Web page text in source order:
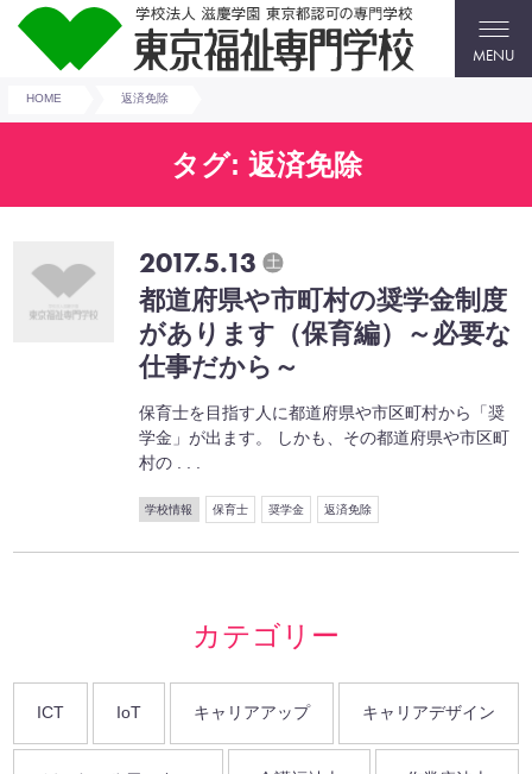
MENU
HOME 返済免除
タグ: 返済免除
2017.5.13 土
都道府県や市町村の奨学金制度
があります（保育編）～必要な
仕事だから～
保育士を目指す人に都道府県や市区町村から「奨
学金」が出ます。 しかも、その都道府県や市区町
村の . . .
学校情報 保育士 奨学金 返済免除
カテゴリー
ICT IoT キャリアアップ キャリアデザイン